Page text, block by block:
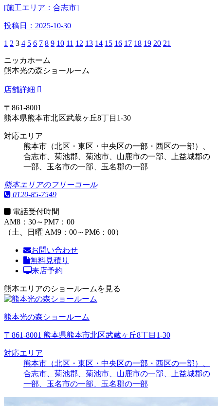
[施工エリア：合志市]
投稿日： 2025-10-30
1 2 3 4 5 6 7 8 9 10 11 12 13 14 15 16 17 18 19 20 21
ニッカホーム
熊本光の森ショールーム
店舗詳細
〒861-8001
熊本県熊本市北区武蔵ヶ丘8丁目1-30
対応エリア
熊本市（北区・東区・中央区の一部・西区の一部）、
合志市、菊池郡、菊池市、山鹿市の一部、上益城郡の
一部、玉名市の一部、玉名郡の一部
熊本エリアのフリーコール
0120-85-7549
電話受付時間
AM8：30～PM7：00
（土、日曜 AM9：00～PM6：00）
お問い合わせ
無料見積り
来店予約
熊本エリアのショールームを見る
熊本光の森ショールーム
〒861-8001 熊本県熊本市北区武蔵ヶ丘8丁目1-30
対応エリア
熊本市（北区・東区・中央区の一部・西区の一部）、
合志市、菊池郡、菊池市、山鹿市の一部、上益城郡の
一部、玉名市の一部、玉名郡の一部